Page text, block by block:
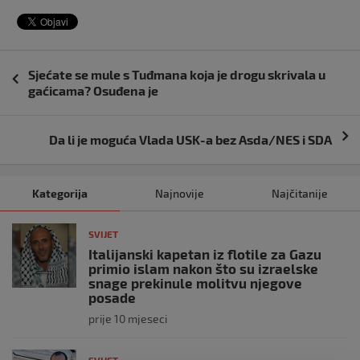
objava
Sjećate se mule s Tuđmana koja je drogu skrivala u
gaćicama? Osuđena je
Da li je moguća Vlada USK-a bez Asda/NES i SDA
Kategorija Najnovije Najčitanije
SVIJET
Italijanski kapetan iz flotile za Gazu
primio islam nakon što su izraelske
snage prekinule molitvu njegove
posade
prije 10 mjeseci